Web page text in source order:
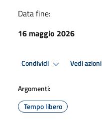
Data fine:
16 maggio 2026
Condividi Vedi azioni
Argomenti:
Tempo libero